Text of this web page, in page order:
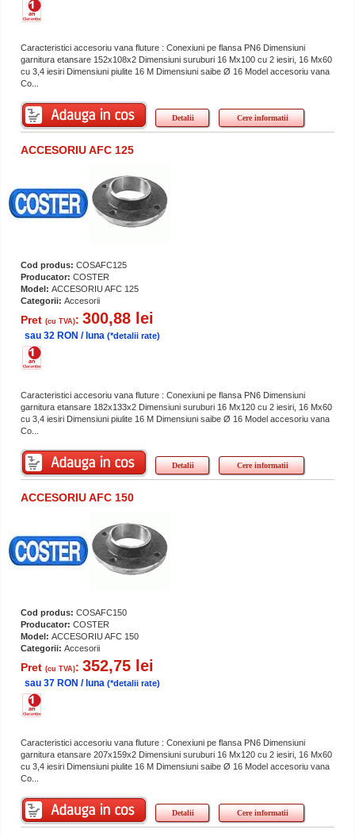
Caracteristici accesoriu vana fluture : Conexiuni pe flansa PN6 Dimensiuni
garnitura etansare 152x108x2 Dimensiuni suruburi 16 Mx100 cu 2 iesiri, 16 Mx60
cu 3,4 iesiri Dimensiuni piulite 16 M Dimensiuni saibe Ø 16 Model accesoriu vana
Co...
Detalii Cere informatii
ACCESORIU AFC 125
Cod produs: COSAFC125
Producator: COSTER
Model: ACCESORIU AFC 125
Categorii: Accesorii
Pret (cu TVA): 300,88 lei
sau 32 RON / luna (*detalii rate)
Caracteristici accesoriu vana fluture : Conexiuni pe flansa PN6 Dimensiuni
garnitura etansare 182x133x2 Dimensiuni suruburi 16 Mx120 cu 2 iesiri, 16 Mx60
cu 3,4 iesiri Dimensiuni piulite 16 M Dimensiuni saibe Ø 16 Model accesoriu vana
Co...
Detalii Cere informatii
ACCESORIU AFC 150
Cod produs: COSAFC150
Producator: COSTER
Model: ACCESORIU AFC 150
Categorii: Accesorii
Pret (cu TVA): 352,75 lei
sau 37 RON / luna (*detalii rate)
Caracteristici accesoriu vana fluture : Conexiuni pe flansa PN6 Dimensiuni
garnitura etansare 207x159x2 Dimensiuni suruburi 16 Mx120 cu 2 iesiri, 16 Mx60
cu 3,4 iesiri Dimensiuni piulite 16 M Dimensiuni saibe Ø 16 Model accesoriu vana
Co...
Detalii Cere informatii